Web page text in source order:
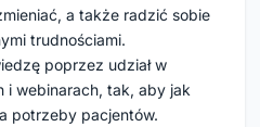
a także radzić sobie
trudnościami.
poprzez udział w
i webinarach, tak, aby jak
potrzeby pacjentów.